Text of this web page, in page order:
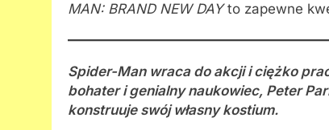
MAN: BRAND NEW DAYto zapewne
Spider-Man wraca do akcji i ciężko
bohater i genialny naukowiec, Peter
konstruuje swój własny kostium.